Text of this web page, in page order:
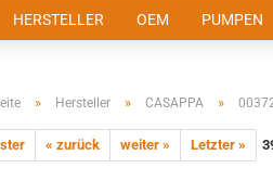
HERSTELLER OEM PUMPEN
» Hersteller » CASAPPA »
« zurück weiter » Letzter »